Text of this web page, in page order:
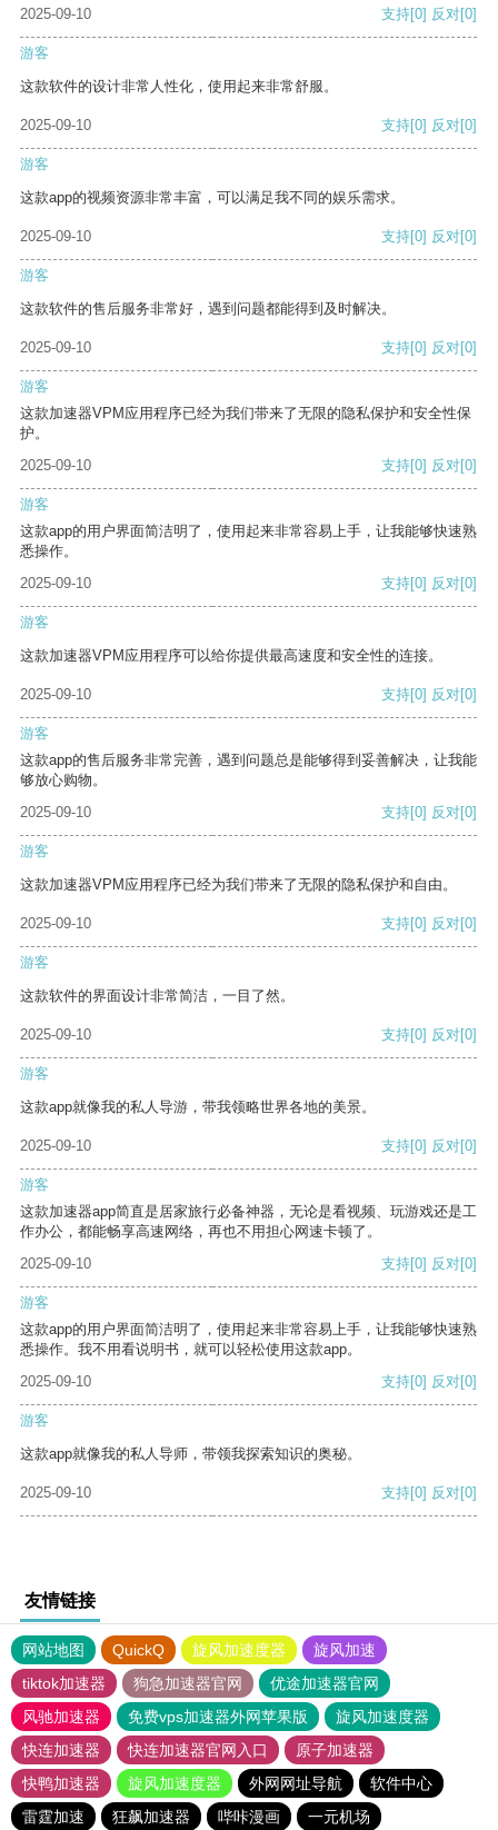
2025-09-10 支持[0] 反对[0]
游客
这款软件的设计非常人性化，使用起来非常舒服。
2025-09-10 支持[0] 反对[0]
游客
这款app的视频资源非常丰富，可以满足我不同的娱乐需求。
2025-09-10 支持[0] 反对[0]
游客
这款软件的售后服务非常好，遇到问题都能得到及时解决。
2025-09-10 支持[0] 反对[0]
游客
这款加速器VPM应用程序已经为我们带来了无限的隐私保护和安全性保
护。
2025-09-10
支持[0] 反对[0]
游客
这款app的用户界面简洁明了，使用起来非常容易上手，让我能够快速熟
悉操作。
2025-09-10
支持[0] 反对[0]
游客
这款加速器VPM应用程序可以给你提供最高速度和安全性的连接。
2025-09-10 支持[0] 反对[0]
游客
这款app的售后服务非常完善，遇到问题总是能够得到妥善解决，让我能
够放心购物。
2025-09-10
支持[0] 反对[0]
游客
这款加速器VPM应用程序已经为我们带来了无限的隐私保护和自由。
2025-09-10 支持[0] 反对[0]
游客
这款软件的界面设计非常简洁，一目了然。
2025-09-10 支持[0] 反对[0]
游客
这款app就像我的私人导游，带我领略世界各地的美景。
2025-09-10 支持[0] 反对[0]
游客
这款加速器app简直是居家旅行必备神器，无论是看视频、玩游戏还是工
作办公，都能畅享高速网络，再也不用担心网速卡顿了。
2025-09-10
支持[0] 反对[0]
游客
这款app的用户界面简洁明了，使用起来非常容易上手，让我能够快速熟
悉操作。我不用看说明书，就可以轻松使用这款app。
2025-09-10
支持[0] 反对[0]
游客
这款app就像我的私人导师，带领我探索知识的奥秘。
2025-09-10 支持[0] 反对[0]
友情链接
网站地图 QuickQ 旋风加速度器
旋风加速
tiktok加速器
狗急加速器官网
优途加速器官网
风驰加速器
免费vps加速器外网苹果版
旋风加速度器
快连加速器
快连加速器官网入口
原子加速器
快鸭加速器
旋风加速度器 外网网址导航
软件中心
雷霆加速
狂飙加速器 哔咔漫画 一元机场